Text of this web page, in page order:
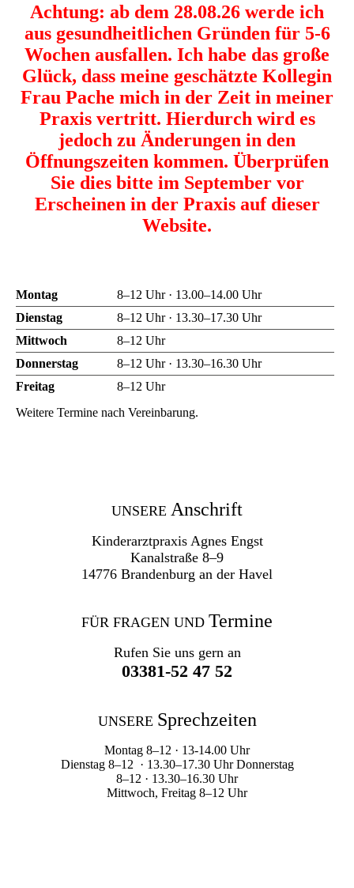
Achtung: ab dem 28.08.26 werde ich
aus gesundheitlichen Gründen für 5-6
Wochen ausfallen. Ich habe das große
Glück, dass meine geschätzte Kollegin
Frau Pache mich in der Zeit in meiner
Praxis vertritt. Hierdurch wird es
jedoch zu Änderungen in den
Öffnungszeiten kommen. Überprüfen
Sie dies bitte im September vor
Erscheinen in der Praxis auf dieser
Website.
Montag
8–12 Uhr · 13.00–14.00 Uhr
Dienstag
8–12 Uhr · 13.30–17.30 Uhr
Mittwoch
8–12 Uhr
Donnerstag
8–12 Uhr · 13.30–16.30 Uhr
Freitag
8–12 Uhr
Weitere Termine nach Vereinbarung.
UNSERE Anschrift
Kinderarztpraxis Agnes Engst
Kanalstraße 8–9
14776 Brandenburg an der Havel
FÜR FRAGEN UND Termine
Rufen Sie uns gern an
03381-52 47 52
UNSERE Sprechzeiten
Montag 8–12 · 13-14.00 Uhr
Dienstag 8–12 · 13.30–17.30 Uhr Donnerstag
8–12 · 13.30–16.30 Uhr
Mittwoch, Freitag 8–12 Uhr